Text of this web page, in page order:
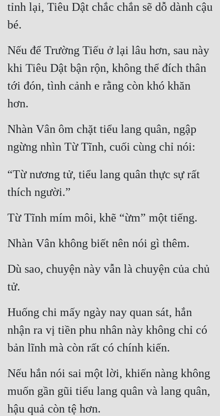
tỉnh lại, Tiêu Dật chắc chắn sẽ dỗ dành cậu
bé.
Nếu để Trường Tiếu ở lại lâu hơn, sau này
khi Tiêu Dật bận rộn, không thể đích thân
tới đón, tình cảnh e rằng còn khó khăn
hơn.
Nhàn Vân ôm chặt tiểu lang quân, ngập
ngừng nhìn Từ Tĩnh, cuối cùng chỉ nói:
“Từ nương tử, tiểu lang quân thực sự rất
thích người.”
Từ Tĩnh mím môi, khẽ “ừm” một tiếng.
Nhàn Vân không biết nên nói gì thêm.
Dù sao, chuyện này vẫn là chuyện của chủ
tử.
Huống chi mấy ngày nay quan sát, hắn
nhận ra vị tiền phu nhân này không chỉ có
bản lĩnh mà còn rất có chính kiến.
Nếu hắn nói sai một lời, khiến nàng không
muốn gần gũi tiểu lang quân và lang quân,
hậu quả còn tệ hơn.